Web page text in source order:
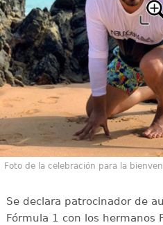
Foto de la celebración para la
Se declara patrocinador de
Fórmula 1 con los hermanos